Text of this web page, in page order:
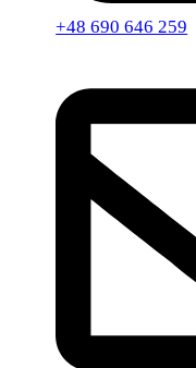
+48 690 646 259